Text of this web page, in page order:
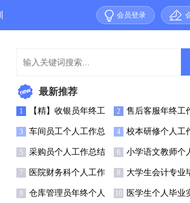
会员登录
最新推荐
1 【精】收银员年终工
作总结
2 售后客服年终工
结(15篇)
3 车间员工个人工作总
结合集15篇
4 校本研修个人工
结【热门】
5 采购员个人工作总结
集锦15篇
6 小学语文教师个
作总结【热门】
7 医院财务科个人工作
总结
8 大学生会计专业
实习总结
9 仓库管理员年终个人 10 医学生个人毕业